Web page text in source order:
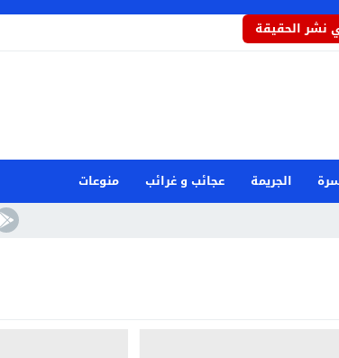
الحقيقة
الجريمة عجائب و غرائب
منوعات